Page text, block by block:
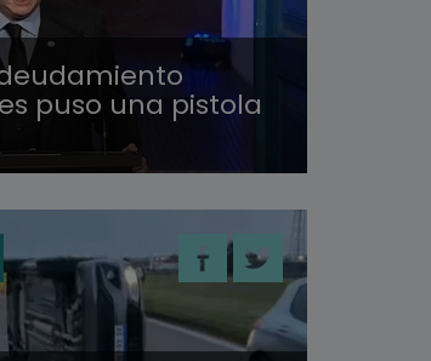
puso una pistola